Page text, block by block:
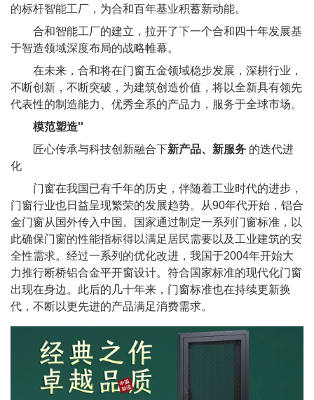
的标杆智能工厂，为合和百年基业积蓄新动能。
合和智能工厂的建立，拉开了下一个合和四十年发展基
于智造领域深度布局的战略帷幕。
在未来，合和将在门窗五金领域稳步发展，深耕行业，
不断创新，不断突破，为建筑创造价值，将以全新具有领先
代表性的制造能力、优秀全系的产品力，服务于全球市场。
模范塑造''
匠心传承与科技创新融合下新产品、新服务 的迭代进
化
门窗在我国已有千年的历史，伴随着工业时代的进步，
门窗行业也日益呈现繁荣的发展趋势。从90年代开始，铝合
金门窗从国外传入中国。国家通过制定一系列门窗标准，以
此确保门窗的性能指标得以满足居民需要以及工业建筑的安
全性需求。经过一系列的优化改进，我国于2004年开始大
力推行断桥铝合金平开窗设计。符合国家标准的现代化门窗
出现在身边。此后的几十年来，门窗标准也在持续更新换
代，不断以更先进的产品满足消费需求。